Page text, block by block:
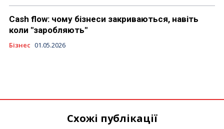
Cash flow: чому бізнеси закриваються, навіть
коли "заробляють"
Бізнес 01.05.2026
Схожі публікації